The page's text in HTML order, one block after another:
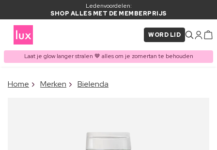
Ledenvoordelen:
SHOP ALLES MET DE MEMBERPRIJS
WORD LID
Laat je glow langer stralen 🤎 alles om je zomertan te behouden
ITEM TOEGEVOEGD AAN
Home Merken Bielenda